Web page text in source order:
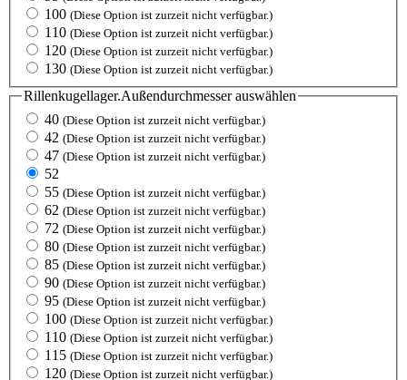
100 (Diese Option ist zurzeit nicht verfügbar.)
110 (Diese Option ist zurzeit nicht verfügbar.)
120 (Diese Option ist zurzeit nicht verfügbar.)
130 (Diese Option ist zurzeit nicht verfügbar.)
Rillenkugellager.Außendurchmesserauswählen
40 (Diese Option ist zurzeit nicht verfügbar.)
42 (Diese Option ist zurzeit nicht verfügbar.)
47 (Diese Option ist zurzeit nicht verfügbar.)
52
55 (Diese Option ist zurzeit nicht verfügbar.)
62 (Diese Option ist zurzeit nicht verfügbar.)
72 (Diese Option ist zurzeit nicht verfügbar.)
80 (Diese Option ist zurzeit nicht verfügbar.)
85 (Diese Option ist zurzeit nicht verfügbar.)
90 (Diese Option ist zurzeit nicht verfügbar.)
95 (Diese Option ist zurzeit nicht verfügbar.)
100 (Diese Option ist zurzeit nicht verfügbar.)
110 (Diese Option ist zurzeit nicht verfügbar.)
115 (Diese Option ist zurzeit nicht verfügbar.)
120 (Diese Option ist zurzeit nicht verfügbar.)